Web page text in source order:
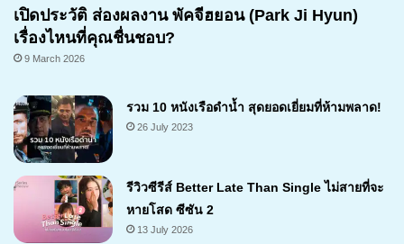
เปิดประวัติ ส่องผลงาน พัคจีฮยอน (Park Ji Hyun)
เรื่องไหนที่คุณชื่นชอบ?
9 March 2026
รวม 10 หนังเรือดำน้ำ สุดยอดเยี่ยมที่ห้ามพลาด!
26 July 2023
รีวิวซีรีส์ Better Late Than Single ไม่สายที่จะ
หายโสด ซีซัน 2
13 July 2026